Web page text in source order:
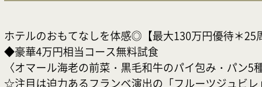
ホテルのおもてなしを体感◎【最大130万円優待＊25
◆豪華4万円相当コース無料試食
〈オマール海老の前菜・黒毛和牛のパイ包み・パン5
☆注目は迫力あるフランベ演出の「フルーツジュビレ